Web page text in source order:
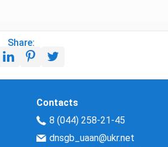
Share:
Contacts
8 (044) 258-21-45
dnsgb_uaan@ukr.net